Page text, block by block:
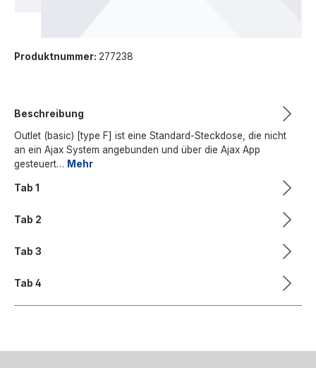
Produktnummer: 277238
Beschreibung
Outlet (basic) [type F] ist eine Standard-Steckdose, die nicht
an ein Ajax System angebunden und über die Ajax App
gesteuert… Mehr
Tab 1
Tab 2
Tab 3
Tab 4